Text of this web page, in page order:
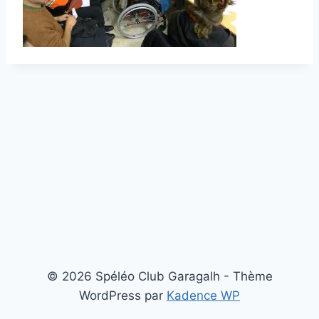
© 2026 Spéléo Club Garagalh - Thème
WordPress par Kadence WP